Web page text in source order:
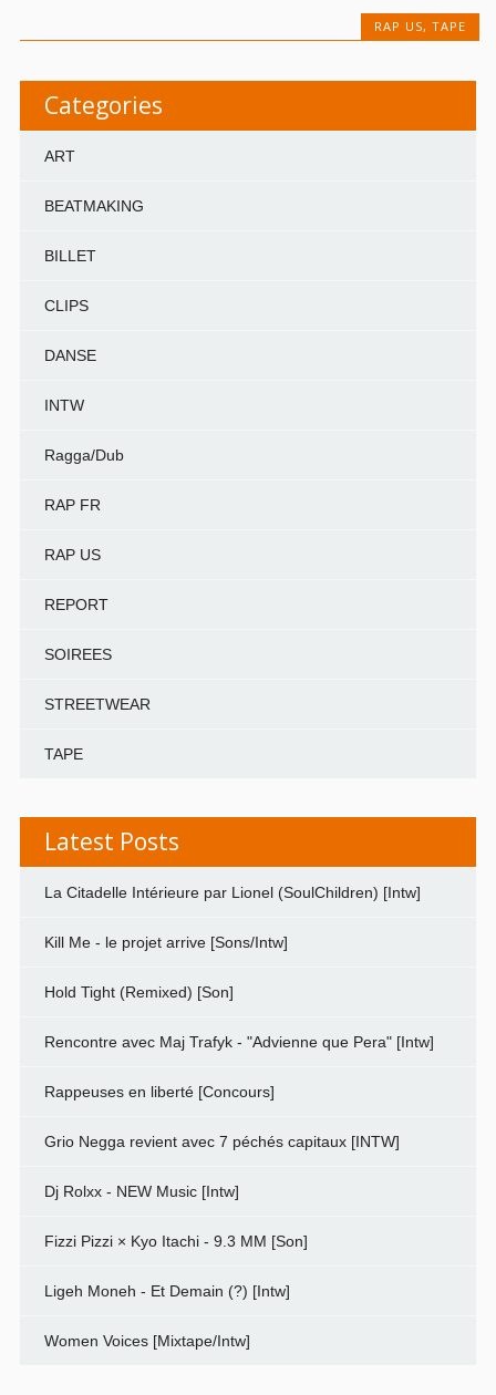
RAP US, TAPE
Categories
ART
BEATMAKING
BILLET
CLIPS
DANSE
INTW
Ragga/Dub
RAP FR
RAP US
REPORT
SOIREES
STREETWEAR
TAPE
Latest Posts
La Citadelle Intérieure par Lionel (SoulChildren) [Intw]
Kill Me - le projet arrive [Sons/Intw]
Hold Tight (Remixed) [Son]
Rencontre avec Maj Trafyk - "Advienne que Pera" [Intw]
Rappeuses en liberté [Concours]
Grio Negga revient avec 7 péchés capitaux [INTW]
Dj Rolxx - NEW Music [Intw]
Fizzi Pizzi × Kyo Itachi - 9.3 MM [Son]
Ligeh Moneh - Et Demain (?) [Intw]
Women Voices [Mixtape/Intw]